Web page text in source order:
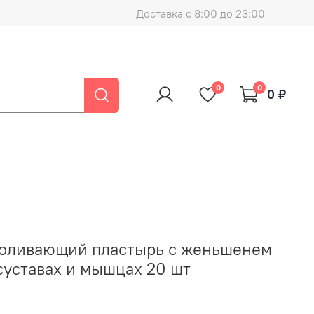
Доставка с 8:00 до 23:00
0 0 0 ₽
пластырь с женьшенем
и мышцах 20 шт